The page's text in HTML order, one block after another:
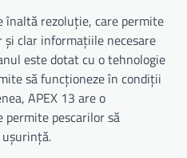
înaltă rezoluție, care permite
și clar informațiile necesare
este dotat cu o tehnologie
să funcționeze în condiții
APEX 13 are o
pescarilor să